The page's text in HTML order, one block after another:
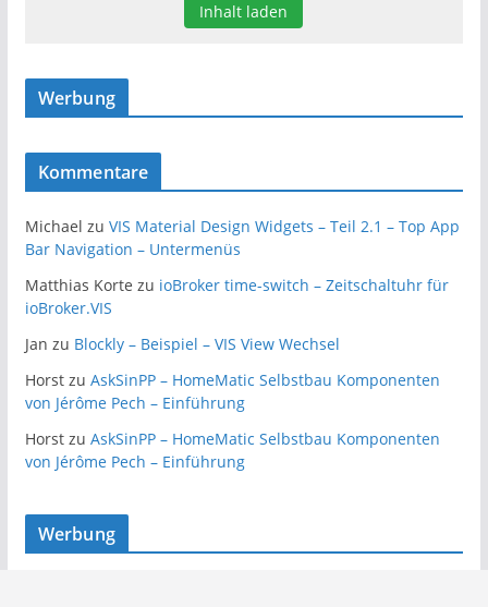
Inhalt laden
Werbung
Kommentare
Michael zu VIS Material Design Widgets – Teil 2.1 – Top App
Bar Navigation – Untermenüs
Matthias Korte zu ioBroker time-switch – Zeitschaltuhr für
ioBroker.VIS
Jan zu Blockly – Beispiel – VIS View Wechsel
Horstzu AskSinPP – HomeMatic Selbstbau Komponenten
von Jérôme Pech – Einführung
Horstzu AskSinPP – HomeMatic Selbstbau Komponenten
von Jérôme Pech – Einführung
Werbung